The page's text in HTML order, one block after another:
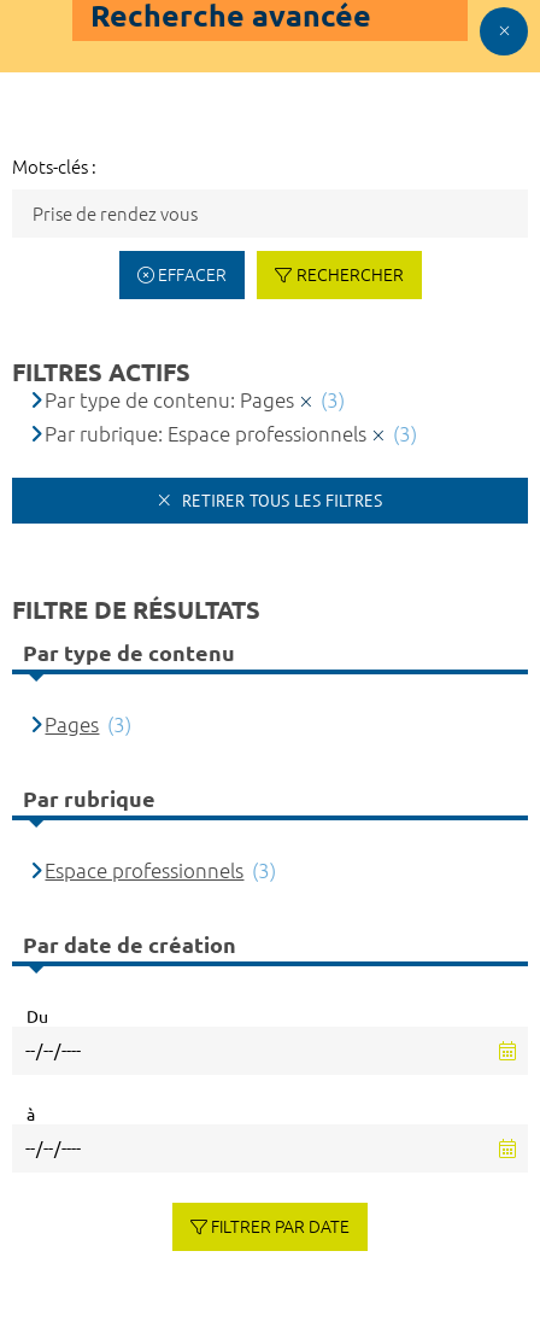
Recherche avancée
Mots-clés :
EFFACER RECHERCHER
FILTRES ACTIFS
Par type de contenu: Pages
(3)
Par rubrique: Espace professionnels
(3)
RETIRER TOUS LES FILTRES
FILTRE DE RÉSULTATS
Par type de contenu
Pages (3)
Par rubrique
Espace professionnels (3)
Par date de création
Du
à
FILTRER PAR DATE